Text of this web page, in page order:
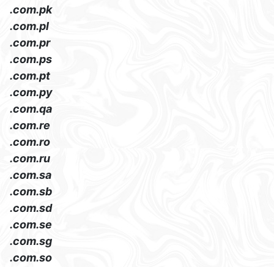
.com.pk
.com.pl
.com.pr
.com.ps
.com.pt
.com.py
.com.qa
.com.re
.com.ro
.com.ru
.com.sa
.com.sb
.com.sd
.com.se
.com.sg
.com.so